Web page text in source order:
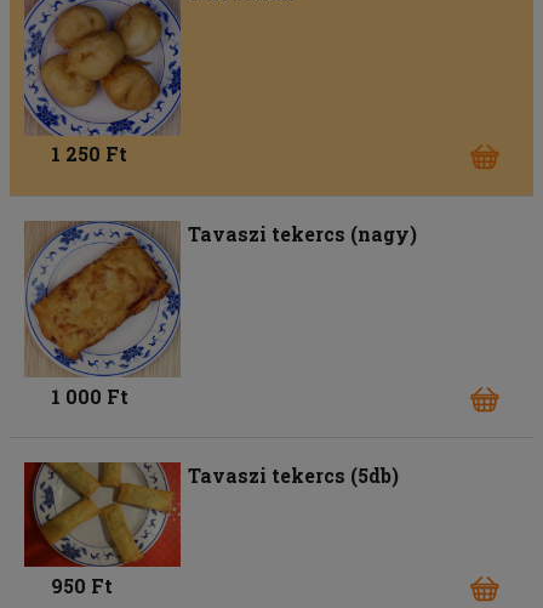
1 250 Ft
Tavaszi tekercs (nagy)
1 000 Ft
Tavaszi tekercs (5db)
950 Ft